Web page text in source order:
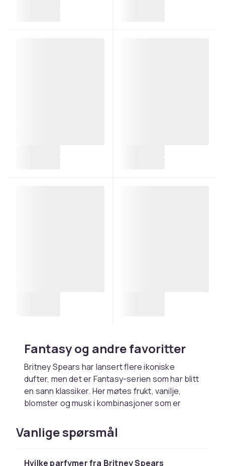
Fantasy og andre favoritter
Britney Spears har lansert flere ikoniske
dufter, men det er Fantasy-serien som har blitt
en sann klassiker. Her møtes frukt, vanilje,
blomster og musk i kombinasjoner som er
Fantasy, Hidden Fantasy, Island Fantasy – hver
variant har sin egen personlighet, men alle
henger igjen – ikke bare på huden, men i
Vanlige spørsmål
Hvilke parfymer fra Britney Spears